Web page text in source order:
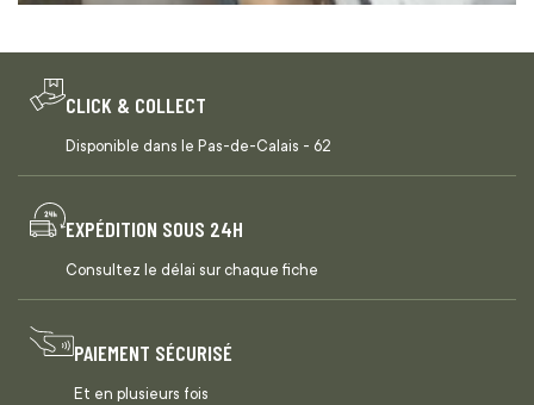
CLICK & COLLECT
Disponible dans le Pas-de-Calais - 62
EXPÉDITION SOUS 24H
Consultez le délai sur chaque fiche
PAIEMENT SÉCURISÉ
Et en plusieurs fois